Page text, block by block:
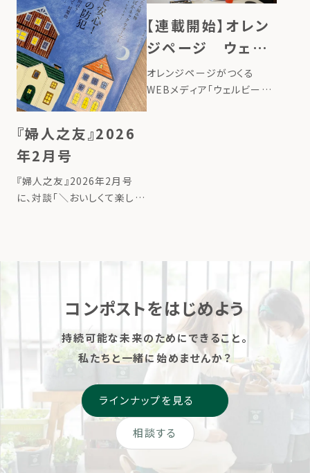
こと』を「リジェネラティブデ
ザイン […]
『婦人之友』2026
年2月号
『婦人之友』2026年2月号
に、対談「＼おいしくて楽しい
【連載開始】オレン
ジページ ウェル
ビーイング100
オレンジページがつくる
WEBメディア「ウェルビーイ
コンポストをはじめよう
持続可能な未来のためにできること。
私たちと一緒に始めませんか？
相談する
ラインナップを見る